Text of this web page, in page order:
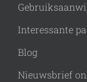
Interessante
Blog
Nieuwsbrief